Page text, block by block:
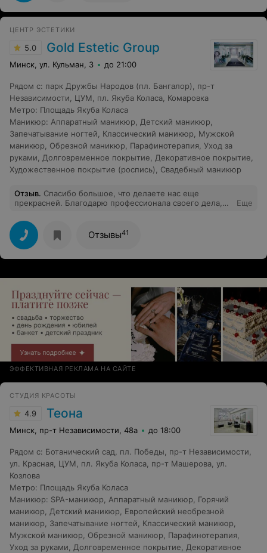
предполагала, что после буду ещё и тратить деньги на
лечение и восстановление. Если вы за красотой и
Luxury на Комаровке. Оплата только наличными и без
чека - налоговой работа для проверки.
ЦЕНТР ЭСТЕТИКИ
5.0 Gold Estetic Group
Минск, ул. Кульман, 3 до 21:00
Рядом с: парк Дружбы Народов (пл. Бангалор), пр-т
Независимости, ЦУМ, пл. Якуба Коласа, Комаровка
Метро: Площадь Якуба Коласа
Маникюр: Аппаратный маникюр, Детский маникюр,
Запечатывание ногтей, Классический маникюр, Мужской
маникюр, Обрезной маникюр, Парафинотерапия, Уход за
руками, Долговременное покрытие, Декоративное покрытие,
Художественное покрытие (роспись), Свадебный маникюр
Отзыв. Спасибо большое, что делаете нас еще
прекрасней. Благодарю профессионала своего дела,
клиенту, очень внимательный и участливый
специалист. Прекрасная техника выполнения
процедуры вместе с соблюдением рекомендаций
дают великолепный результат. Бесконечная
благодарность за настроение , время,эффект!!! Теперь
Еще
Отзывы41
ЭФФЕКТИВНАЯ РЕКЛАМА НА САЙТЕ
СТУДИЯ КРАСОТЫ
4.9 Теона
Минск, пр-т Независимости, 48а до 18:00
Рядом с: Ботанический сад, пл. Победы, пр-т Независимости,
ул. Красная, ЦУМ, пл. Якуба Коласа, пр-т Машерова, ул.
Козлова
Метро: Площадь Якуба Коласа
Маникюр: SPA-маникюр, Аппаратный маникюр, Горячий
маникюр, Детский маникюр, Европейский необрезной
маникюр, Запечатывание ногтей, Классический маникюр,
Мужской маникюр, Обрезной маникюр, Парафинотерапия,
Уход за руками, Долговременное покрытие, Декоративное